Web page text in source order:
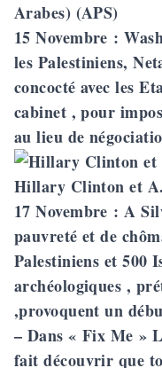
Arabes) (APS)
15 Novembre :
les Palestiniens,
concocté avec les
cabinet , pour
au lieu de
Hillary Clinton et
17 Novembre : A
pauvreté et de
Palestiniens et 500
archéologiques ,
,provoquent un
– Dans « Fix Me »
fait découvrir que